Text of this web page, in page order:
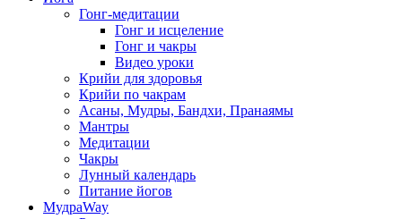
Гонг-медитации
Гонг и исцеление
Гонг и чакры
Видео уроки
Крийи для здоровья
Крийи по чакрам
Асаны, Мудры, Бандхи, Пранаямы
Мантры
Медитации
Чакры
Лунный календарь
Питание йогов
МудраWay